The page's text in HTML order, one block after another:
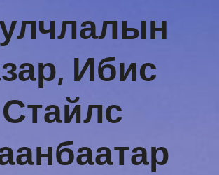
Ибис
Стайлс